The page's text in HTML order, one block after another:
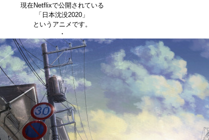
現在Netflixで公開されている
「日本沈没2020 」
というアニメです。
・